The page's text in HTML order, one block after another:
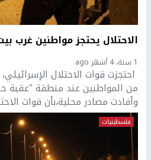
الاحتلال يحتجز مواطنين غرب
1 سنة، 4 أشهر ago
احتجزت قوات الاحتلال
من المواطنين عند منطقة "عقبة
وأفادت مصادر محلية،بأن قوات
فلسطينيات